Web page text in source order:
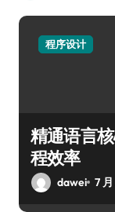
程序设计
精通语言
程效率
dawei 7